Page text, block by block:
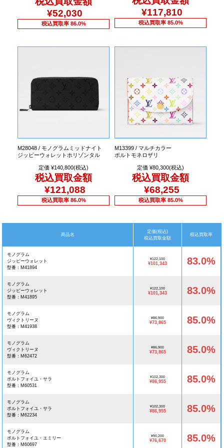
¥52,030
税込買取率 86.0%
¥117,810
税込買取率 85.0%
M28048 / モノグラムミッドナイト
ジッピーウォレットホリゾンタル
定価 ¥140,800(税込)
税込買取金額
¥121,088
税込買取率 86.0%
M13399 / マルチカラー
ポルトモネロザリ
定価 ¥80,300(税込)
税込買取金額
¥68,255
税込買取率 85.0%
商品名
定価(税込)
税込買取金額
税込買取率
モノグラム
ジッピーウォレット
型番：M41894
¥122,100
¥101,343 83.0%
モノグラム
ジッピーウォレット
型番：M41895
¥122,100
¥101,343 83.0%
モノグラム
ヴィクトリーヌ
型番：M41938
¥86,900
¥73,865 85.0%
モノグラム
ヴィクトリーヌ
型番：M62472
¥86,900
¥73,865 85.0%
モノグラム
ポルトフォイユ・サラ
型番：M60531
¥102,300
¥86,955 85.0%
モノグラム
ポルトフォイユ・サラ
型番：M62234
¥102,300
¥86,955 85.0%
モノグラム
ポルトフォイユ・エミリー
型番：M60697
¥90,200
¥76,670 85.0%